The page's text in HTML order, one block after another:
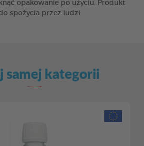
opakowanie po użyciu. Produkt
spożycia przez ludzi.
samej kategorii